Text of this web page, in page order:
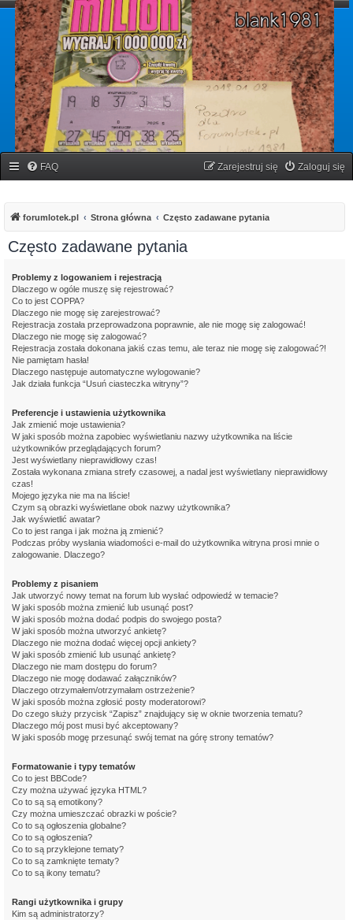
forumlotek.pl
Forum gier liczbowych
FAQ Zaloguj się
Zarejestruj się
forumlotek.pl Strona główna Często zadawane pytania
Często zadawane pytania
Problemy z logowaniem i rejestracją
Dlaczego w ogóle muszę się rejestrować?
Co to jest COPPA?
Dlaczego nie mogę się zarejestrować?
Rejestracja została przeprowadzona poprawnie, ale nie mogę się zalogować!
Dlaczego nie mogę się zalogować?
Rejestracja została dokonana jakiś czas temu, ale teraz nie mogę się zalogować?!
Nie pamiętam hasła!
Dlaczego następuje automatyczne wylogowanie?
Jak działa funkcja “Usuń ciasteczka witryny”?
Preferencje i ustawienia użytkownika
Jak zmienić moje ustawienia?
W jaki sposób można zapobiec wyświetlaniu nazwy użytkownika na liście
użytkowników przeglądających forum?
Jest wyświetlany nieprawidłowy czas!
Została wykonana zmiana strefy czasowej, a nadal jest wyświetlany nieprawidłowy
czas!
Mojego języka nie ma na liście!
Czym są obrazki wyświetlane obok nazwy użytkownika?
Jak wyświetlić awatar?
Co to jest ranga i jak można ją zmienić?
Podczas próby wysłania wiadomości e-mail do użytkownika witryna prosi mnie o
zalogowanie. Dlaczego?
Problemy z pisaniem
Jak utworzyć nowy temat na forum lub wysłać odpowiedź w temacie?
W jaki sposób można zmienić lub usunąć post?
W jaki sposób można dodać podpis do swojego posta?
W jaki sposób można utworzyć ankietę?
Dlaczego nie można dodać więcej opcji ankiety?
W jaki sposób zmienić lub usunąć ankietę?
Dlaczego nie mam dostępu do forum?
Dlaczego nie mogę dodawać załączników?
Dlaczego otrzymałem/otrzymałam ostrzeżenie?
W jaki sposób można zgłosić posty moderatorowi?
Do czego służy przycisk “Zapisz” znajdujący się w oknie tworzenia tematu?
Dlaczego mój post musi być akceptowany?
W jaki sposób mogę przesunąć swój temat na górę strony tematów?
Formatowanie i typy tematów
Co to jest BBCode?
Czy można używać języka HTML?
Co to są są emotikony?
Czy można umieszczać obrazki w poście?
Co to są ogłoszenia globalne?
Co to są ogłoszenia?
Co to są przyklejone tematy?
Co to są zamknięte tematy?
Co to są ikony tematu?
Rangi użytkownika i grupy
Kim są administratorzy?